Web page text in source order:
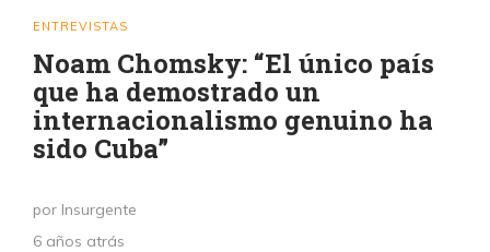
ENTREVISTAS
Noam Chomsky: “El único país
que ha demostrado un
internacionalismo genuino ha
sido Cuba”
por Insurgente
6 años atrás